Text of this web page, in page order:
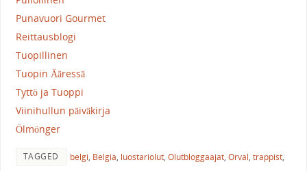
Punavuori Gourmet
Reittausblogi
Tuopillinen
Tuopin Ääressä
Tyttö ja Tuoppi
Viinihullun päiväkirja
Ölmönger
TAGGED belgi, Belgia, luostariolut, Olutbloggaajat, Orval, trappist,